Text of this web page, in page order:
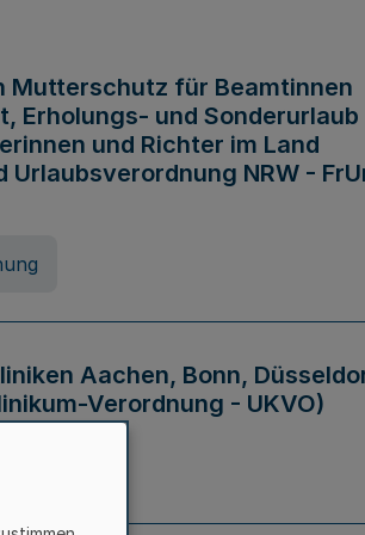
Mutterschutz für Beamtinnen
Erholungs- und Sonderurlaub
und Richter im Land
NRW -
Aachen, Bonn,
Verordnung - UKVO)